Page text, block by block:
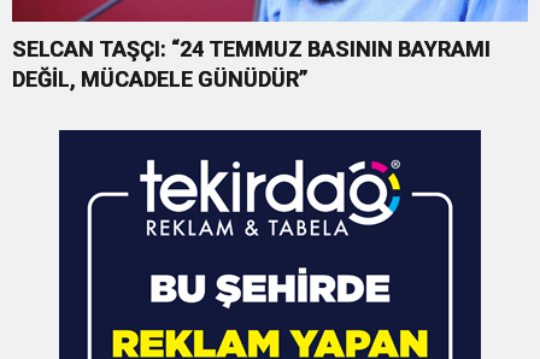
SELCAN TAŞÇI: “24 TEMMUZ BASININ BAYRAMI
DEĞİL, MÜCADELE GÜNÜDÜR”